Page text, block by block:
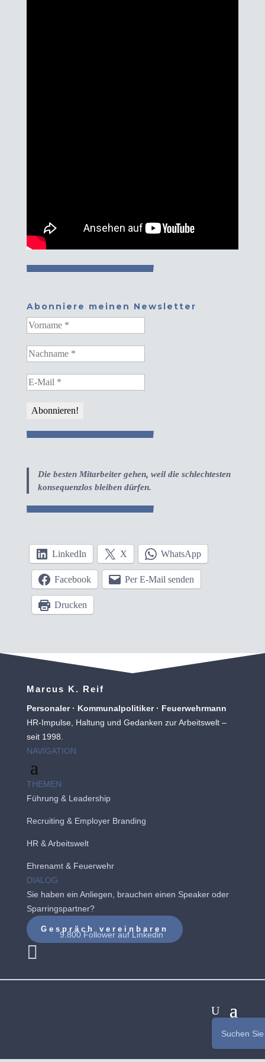
Abonniere meinen Newsletter
Die besten Mitarbeiter gehen, weil die schlechtesten
konsequenzlos bleiben dürfen.
LinkedIn X WhatsApp
Facebook Per E-Mail senden
Drucken
Marcus K. Reif
Personaler · Kommunalpolitiker · Feuerwehrmann
HR-Impulse, Haltung und Gedanken zur Arbeitswelt –
seit 1998.
NAVIGATION
THEMEN
Führung & Leadership
Recruiting & Employer Branding
HR & Arbeitswelt
Ehrenamt & Feuerwehr
DIALOG
Sie haben ein Anliegen, brauchen einen Speaker oder
Sparringspartner?
Gespräch vereinbaren

9.800 Follower aufLinkedin